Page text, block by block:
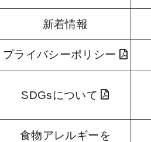
新着情報
プライバシーポリシー
SDGsについて
食物アレルギーを